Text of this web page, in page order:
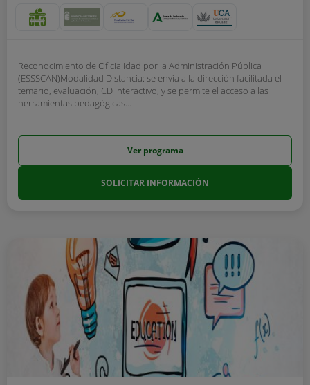
Reconocimiento de Oficialidad por la Administración Pública
(ESSSCAN)Modalidad Distancia: se envía a la dirección facilitada el
temario, evaluación, CD interactivo, y se permite el acceso a las
herramientas pedagógicas...
Ver programa
SOLICITAR INFORMACIÓN